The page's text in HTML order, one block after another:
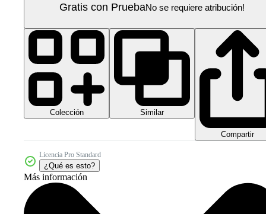
Gratis con PruebaNo se requiere atribución!
Colección Similar
Compartir
Licencia Pro Standard
¿Qué es esto?
Más información